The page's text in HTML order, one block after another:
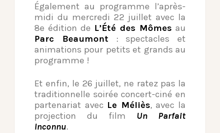
Également au programme l’après-
midi du mercredi 22 juillet avec la
8e édition de L’Été des Mômes au
Parc Beaumont : spectacles et
animations pour petits et grands au
programme !
Et enfin, le 26 juillet, ne ratez pas la
traditionnelle soirée concert-ciné en
partenariat avec Le Méliès, avec la
projection du film Un Parfait
Inconnu.